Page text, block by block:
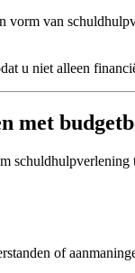
vorm van
u niet alleen
met
schuldhulpverlening
of